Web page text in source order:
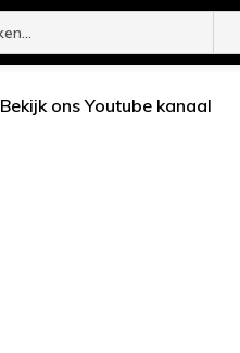
Bekijk ons Youtube kanaal